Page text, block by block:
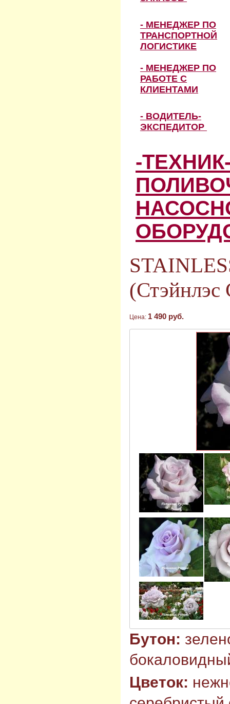
- МЕНЕДЖЕР ПО
ТРАНСПОРТНОЙ
ЛОГИСТИКЕ
- МЕНЕДЖЕР ПО
РАБОТЕ С
КЛИЕНТАМИ
- ВОДИТЕЛЬ-
ЭКСПЕДИТОР
-
(Стэйнлэс
Цена: 1 490 руб.
Бутон:
Цветок: